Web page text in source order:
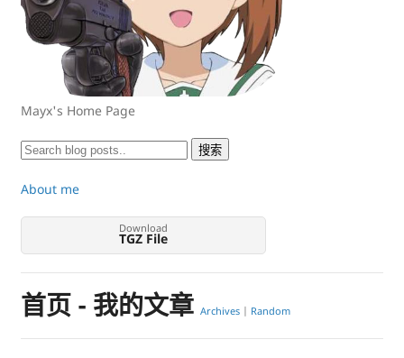
Mayx's Home Page
About me
Download
TGZ File
首页 - 我的文章 Archives | Random